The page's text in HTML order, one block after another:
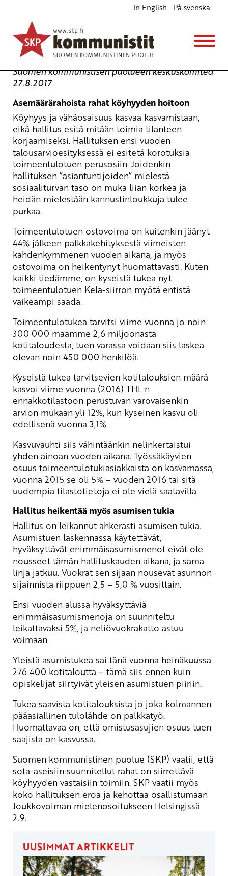
In English På svenska
Asemäärärahoista rahat köyhyyden hoitoon
Kannanotot
28.8.2017 - 12:25
SKP
Suomen kommunistisen puolueen keskuskomitea
27.8.2017
Asemäärärahoista rahat köyhyyden hoitoon
Köyhyys ja vähäosaisuus kasvaa kasvamistaan,
eikä hallitus esitä mitään toimia tilanteen
korjaamiseksi. Hallituksen ensi vuoden
talousarvioesityksessä ei esitetä korotuksia
toimeentulotuen perusosiin. Joidenkin
hallituksen ”asiantuntijoiden” mielestä
sosiaaliturvan taso on muka liian korkea ja
heidän mielestään kannustinloukkuja tulee
purkaa.
Toimeentulotuen ostovoima on kuitenkin jäänyt
44% jälkeen palkkakehityksestä viimeisten
kahdenkymmenen vuoden aikana, ja myös
ostovoima on heikentynyt huomattavasti. Kuten
kaikki tiedämme, on kyseistä tukea nyt
toimeentulotuen Kela-siirron myötä entistä
vaikeampi saada.
Toimeentulotukea tarvitsi viime vuonna jo noin
300 000 maamme 2,6 miljoonasta
kotitaloudesta, tuen varassa voidaan siis laskea
olevan noin 450 000 henkilöä.
Kyseistä tukea tarvitsevien kotitalouksien määrä
kasvoi viime vuonna (2016) THL:n
ennakkotilastoon perustuvan varovaisenkin
arvion mukaan yli 12%, kun kyseinen kasvu oli
edellisenä vuonna 3,1%.
Kasvuvauhti siis vähintäänkin nelinkertaistui
yhden ainoan vuoden aikana. Työssäkäyvien
osuus toimeentulotukiasiakkaista on kasvamassa,
vuonna 2015 se oli 5% – vuoden 2016 tai sitä
uudempia tilastotietoja ei ole vielä saatavilla.
Hallitus heikentää myös asumisen tukia
Hallitus on leikannut ahkerasti asumisen tukia.
Asumistuen laskennassa käytettävät,
hyväksyttävät enimmäisasumismenot eivät ole
nousseet tämän hallituskauden aikana, ja sama
linja jatkuu. Vuokrat sen sijaan nousevat asunnon
sijainnista riippuen 2,5 – 5,0 % vuosittain.
Ensi vuoden alussa hyväksyttäviä
enimmäisasumismenoja on suunniteltu
leikattavaksi 5%, ja neliövuokrakatto astuu
voimaan.
Yleistä asumistukea sai tänä vuonna heinäkuussa
276 400 kotitaloutta – tämä siis ennen kuin
opiskelijat siirtyivät yleisen asumistuen piiriin.
Tukea saavista kotitalouksista jo joka kolmannen
pääasiallinen tulolähde on palkkatyö.
Huomattavaa on, että omistusasujien osuus tuen
saajista on kasvussa.
Suomen kommunistinen puolue (SKP) vaatii, että
sota-aseisiin suunnitellut rahat on siirrettävä
köyhyyden vastaisiin toimiin. SKP vaatii myös
koko hallituksen eroa ja kehottaa osallistumaan
Joukkovoiman mielenosoitukseen Helsingissä
2.9.
UUSIMMAT ARTIKKELIT